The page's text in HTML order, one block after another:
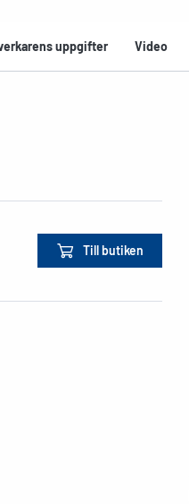
uppgifter Video
Till butiken